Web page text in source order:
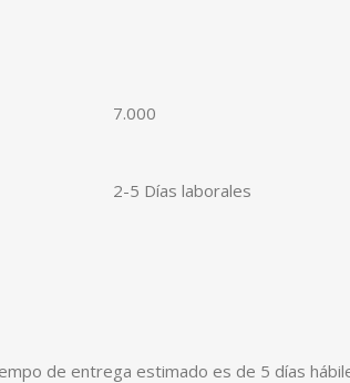
7.000
2-5 Días laborales
de entrega estimado es de 5 días